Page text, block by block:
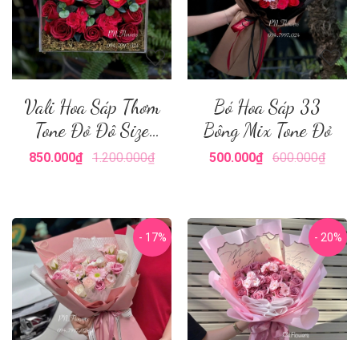
Vali Hoa Sáp Thơm
Tone Đỏ Đô Size
Nhỏ
850.000₫ 1.200.000₫
Bó Hoa Sáp 33
Bông Mix Tone Đỏ
500.000₫ 600.000₫
- 17% - 20%